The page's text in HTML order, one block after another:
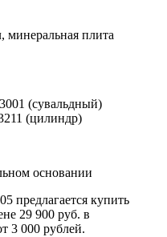
минеральная плита
(сувальдный)
(цилиндр)
основании
предлагается купить
29 900 руб. в
3 000 рублей.